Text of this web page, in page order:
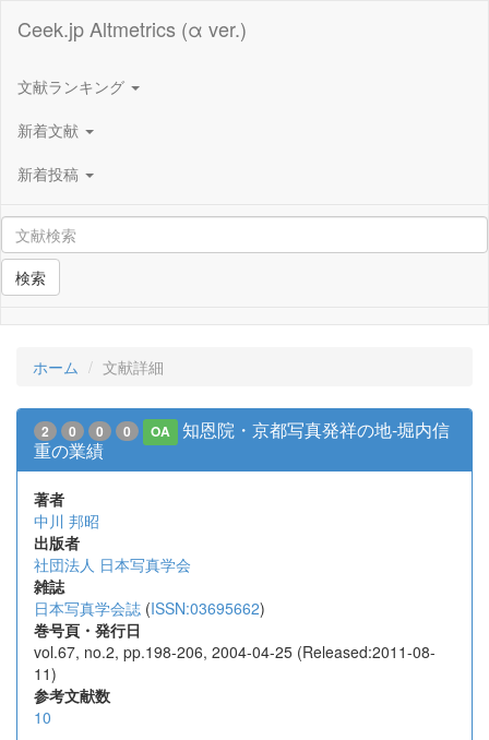
Ceek.jp Altmetrics (α ver.)
文献ランキング
新着文献
新着投稿
検索
ホーム 文献詳細
2 0 0 0 OA
知恩院・京都写真発祥の地-堀内信
重の業績
著者
中川 邦昭
出版者
社団法人 日本写真学会
雑誌
日本写真学会誌 (ISSN:03695662)
巻号頁・発行日
vol.67, no.2, pp.198-206, 2004-04-25 (Released:2011-08-
11)
参考文献数
10